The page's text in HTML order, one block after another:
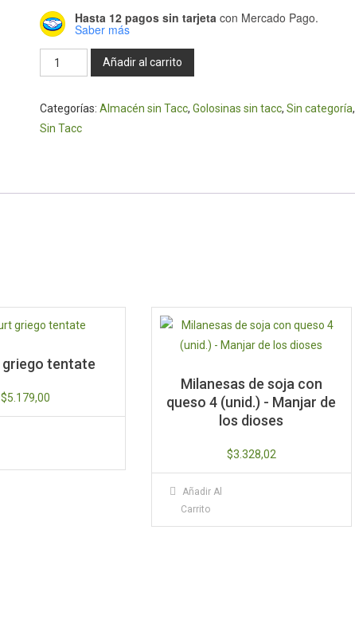
Hasta 12 pagos sin tarjetacon Mercado Pago.
Saber más
Caramelos
tilo,
pasiflora
(10
Añadir al carrito
Categorías: Almacén sin Tacc, Golosinas sin tacc, Sin categoría,
Sin Tacc
tentate
$5.179,00
Milanesas de soja con
queso 4 (unid.) - Manjar de
los dioses
$3.328,02
Añadir Al
Carrito